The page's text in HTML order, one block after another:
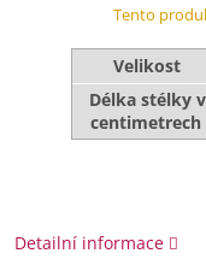
Tento
Velikost
Délka stélky v
centimetrech
Detailní informace